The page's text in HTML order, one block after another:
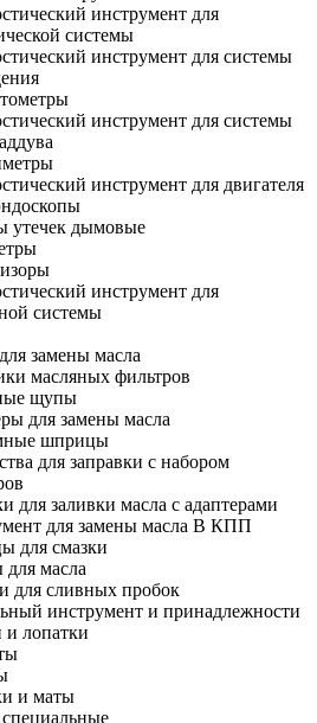
инструмент для
системы
инструмент для системы
инструмент для системы
инструмент для двигателя
утечек дымовые
инструмент для
системы
замены масла
масляных фильтров
щупы
для замены масла
шприцы
для заправки с набором
для заливки масла с адаптерами
для замены масла В КПП
для смазки
масла
для сливных пробок
инструмент и принадлежности
и лопатки
и маты